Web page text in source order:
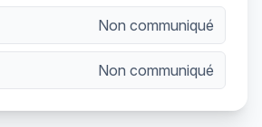
Non communiqué
Non communiqué